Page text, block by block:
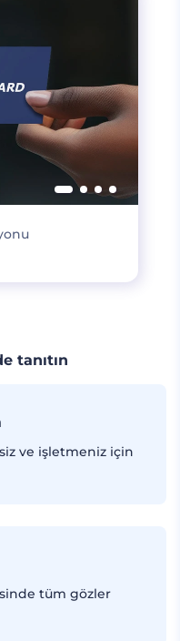
tanıtın
ve işletmeniz için
tüm gözler